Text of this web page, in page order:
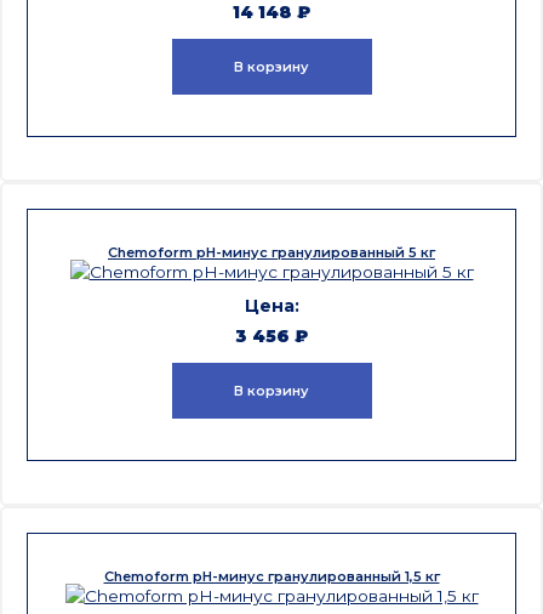
14 148 ₽
В корзину
Chemoform pH-минус гранулированный 5 кг
3 456 ₽
В корзину
Chemoform pH-минус гранулированный 1,5 кг